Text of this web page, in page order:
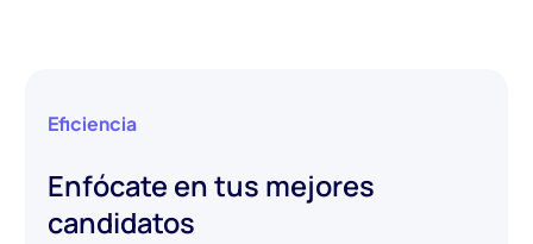
Eficiencia
Enfócate en tus mejores
candidatos